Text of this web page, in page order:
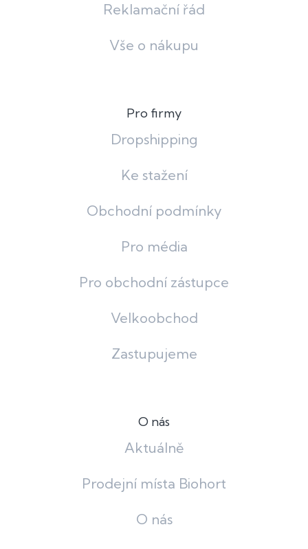
Reklamační řád
Vše o nákupu
Pro firmy
Dropshipping
Ke stažení
Obchodní podmínky
Pro média
Pro obchodní zástupce
Velkoobchod
Zastupujeme
O nás
Aktuálně
Prodejní místa Biohort
O nás